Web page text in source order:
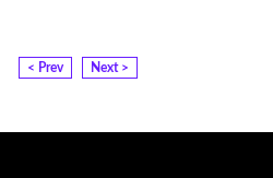
< Prev Next >